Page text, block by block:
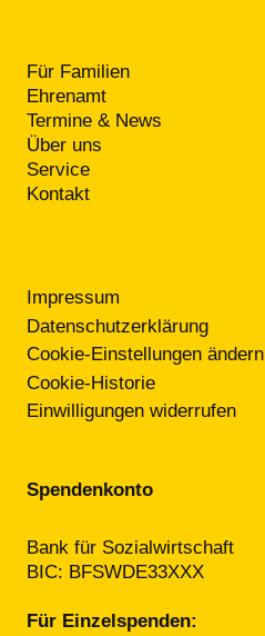
Für Familien
Ehrenamt
Termine & News
Über uns
Service
Kontakt
Impressum
Datenschutzerklärung
Cookie-Einstellungen ändern
Cookie-Historie
Einwilligungen widerrufen
Spendenkonto
Bank für Sozialwirtschaft
BIC: BFSWDE33XXX
Für Einzelspenden: